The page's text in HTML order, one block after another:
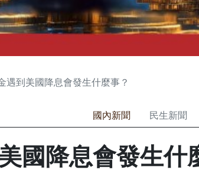
遇到美國降息會發生什麼事？
國內新聞 民生新聞
國降息會發生什